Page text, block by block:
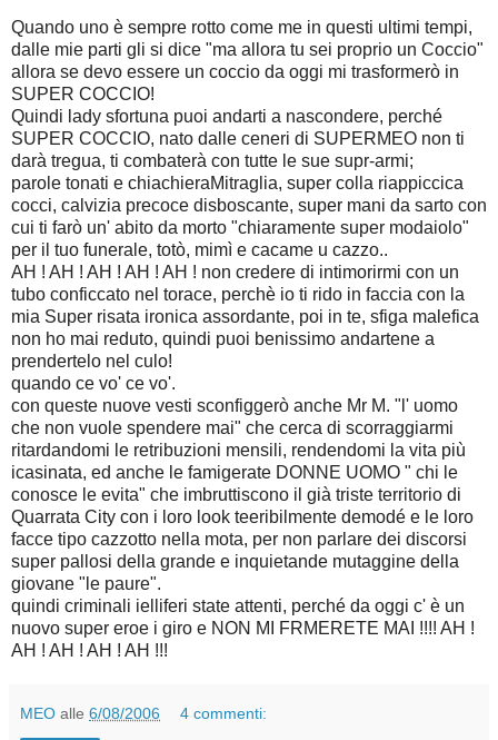
Quando uno è sempre rotto come me in questi ultimi tempi,
dalle mie parti gli si dice "ma allora tu sei proprio un Coccio"
allora se devo essere un coccio da oggi mi trasformerò in
SUPER COCCIO!
Quindi lady sfortuna puoi andarti a nascondere, perché
SUPER COCCIO, nato dalle ceneri di SUPERMEO non ti
darà tregua, ti combaterà con tutte le sue supr-armi;
parole tonati e chiachieraMitraglia, super colla riappiccica
cocci, calvizia precoce disboscante, super mani da sarto con
cui ti farò un' abito da morto "chiaramente super modaiolo"
per il tuo funerale, totò, mimì e cacame u cazzo..
AH ! AH ! AH ! AH ! AH ! non credere di intimorirmi con un
tubo conficcato nel torace, perchè io ti rido in faccia con la
mia Super risata ironica assordante, poi in te, sfiga malefica
non ho mai reduto, quindi puoi benissimo andartene a
prendertelo nel culo!
quando ce vo' ce vo'.
con queste nuove vesti sconfiggerò anche Mr M. "l' uomo
che non vuole spendere mai" che cerca di scorraggiarmi
ritardandomi le retribuzioni mensili, rendendomi la vita più
icasinata, ed anche le famigerate DONNE UOMO " chi le
conosce le evita" che imbruttiscono il già triste territorio di
Quarrata City con i loro look teeribilmente demodé e le loro
facce tipo cazzotto nella mota, per non parlare dei discorsi
super pallosi della grande e inquietande mutaggine della
giovane "le paure".
quindi criminali ielliferi state attenti, perché da oggi c' è un
nuovo super eroe i giro e NON MI FRMERETE MAI !!!! AH !
AH ! AH ! AH ! AH !!!
MEO alle 6/08/2006 4 commenti: